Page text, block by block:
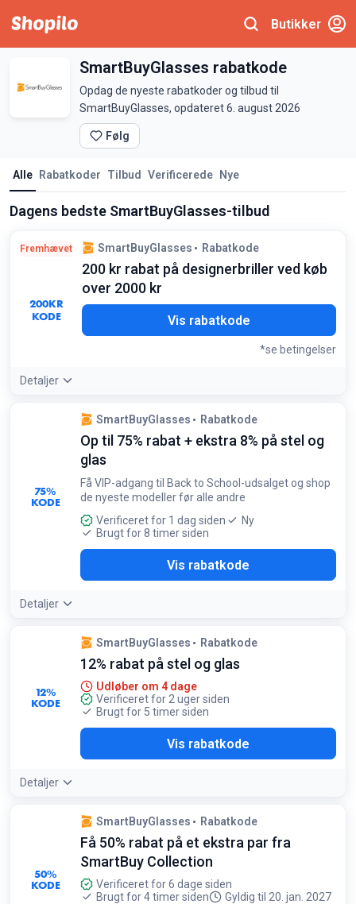
Butikker
SmartBuyGlasses rabatkode
Opdag de nyeste rabatkoder og tilbud til
SmartBuyGlasses, opdateret 6. august 2026
Følg
Alle Rabatkoder Tilbud Verificerede Nye
Dagens bedste SmartBuyGlasses-tilbud
Fremhævet
200KR
KODE
SmartBuyGlasses Rabatkode
200 kr rabat på designerbriller ved køb
over 2000 kr
Vis rabatkode
*se betingelser
Detaljer
Tilbudsdetaljer:
Brug denne kode på mærker som Ray-Ban
eller Oakley for at maksimere din besparelse på high-end
Betingelser:
påkrævet
75%
KODE
SmartBuyGlasses Rabatkode
Op til 75% rabat + ekstra 8% på stel og
glas
Få VIP-adgang til Back to School-udsalget og shop
de nyeste modeller før alle andre
Verificeret for 1 dag siden
Ny
Brugt for 8 timer siden
Vis rabatkode
Detaljer
12%
KODE
SmartBuyGlasses Rabatkode
12% rabat på stel og glas
Udløber om 4 dage
Verificeret for 2 uger siden
Brugt for 5 timer siden
Vis rabatkode
Detaljer
50%
KODE
SmartBuyGlasses Rabatkode
Få 50% rabat på et ekstra par fra
SmartBuy Collection
Verificeret for 6 dage siden
Brugt for 4 timer siden
Gyldig til 20. jan. 2027